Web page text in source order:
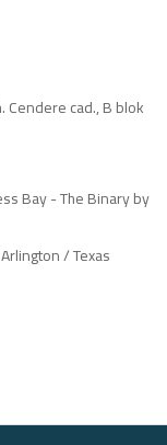
Cendere cad., B blok
Bay - The Binary by
/ Texas